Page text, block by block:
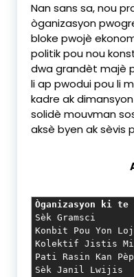
Nan sans sa, nou
òganizasyon
bloke pwojè
politik pou nou
dwa grandèt majè
li ap pwodui pou li
kadre ak
solidè mouvman
aksè byen ak sèvis
Òganizasyon ki
Sèk Gramsci
Konbit Pou Yon
Kolektif Jistis
Pati Rasin Kan
Sèk Janil Lwijis